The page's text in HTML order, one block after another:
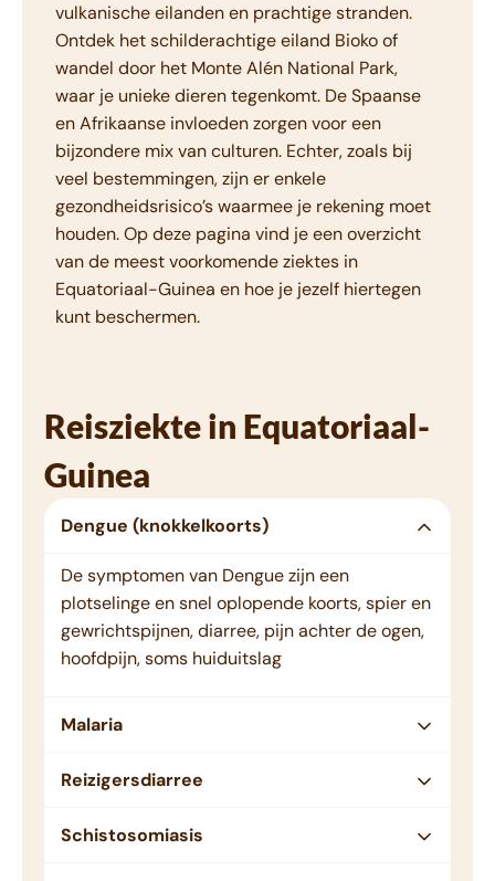
vulkanische eilanden en prachtige stranden.
Ontdek het schilderachtige eiland Bioko of
wandel door het Monte Alén National Park,
waar je unieke dieren tegenkomt. De Spaanse
en Afrikaanse invloeden zorgen voor een
bijzondere mix van culturen. Echter, zoals bij
veel bestemmingen, zijn er enkele
gezondheidsrisico’s waarmee je rekening moet
houden. Op deze pagina vind je een overzicht
van de meest voorkomende ziektes in
Equatoriaal-Guinea en hoe je jezelf hiertegen
kunt beschermen.
Reisziekte in Equatoriaal-
Guinea
Dengue (knokkelkoorts)
De symptomen van Dengue zijn een
plotselinge en snel oplopende koorts, spier en
gewrichtspijnen, diarree, pijn achter de ogen,
hoofdpijn, soms huiduitslag
Malaria
Reizigersdiarree
Schistosomiasis